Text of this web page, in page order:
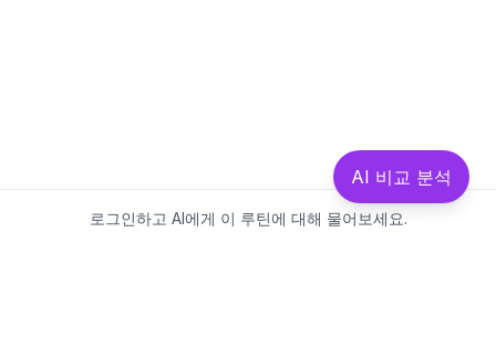
로그인하고 AI에게 이 루틴에 대해 물어보세요.
AI 비교 분석